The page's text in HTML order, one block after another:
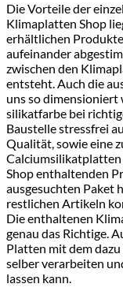
Die Vorteile der
Klimaplatten Shop
erhältlichen
aufeinander
zwischen den
entsteht. Auch die
uns so dimensioniert
silikatfarbe bei
Baustelle stressfrei
Qualität, sowie eine
Calciumsilikatplatten
Shop enthaltenden
ausgesuchten Paket
restlichen Artikeln
Die enthaltenen
genau das Richtige.
Platten mit dem
selber verarbeiten
lassen kann.